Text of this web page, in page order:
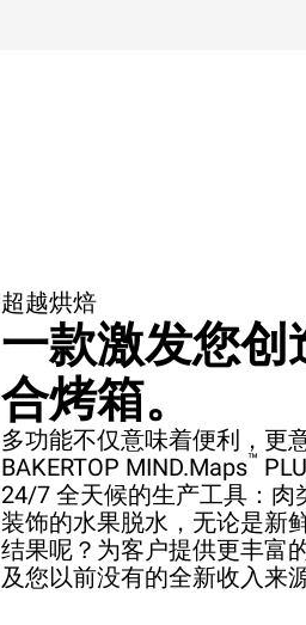
超越烘焙
一款激发您
合烤箱。
多功能不仅意味着便利，更
BAKERTOP MIND.Maps™
24/7 全天候的生产工具：肉
装饰的水果脱水，无论是新
结果呢？为客户提供更丰富
及您以前没有的全新收入来源